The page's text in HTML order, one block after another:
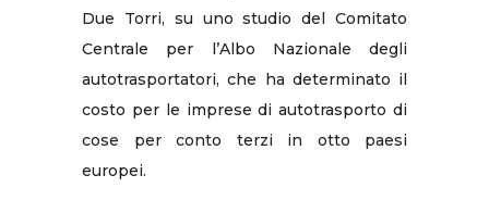
Due Torri, su uno studio del Comitato
Centrale per l’Albo Nazionale degli
autotrasportatori, che ha determinato il
costo per le imprese di autotrasporto di
cose per conto terzi in otto paesi
europei.